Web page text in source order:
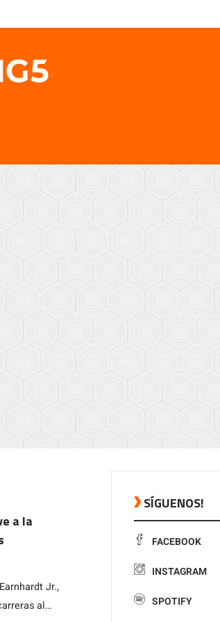
a la
Jr.,
al
SÍGUENOS!
FACEBOOK
INSTAGRAM
SPOTIFY